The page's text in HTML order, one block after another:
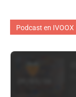
Podcast en IVOOX